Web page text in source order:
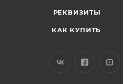
РЕКВИЗИТЫ
КАК КУПИТЬ